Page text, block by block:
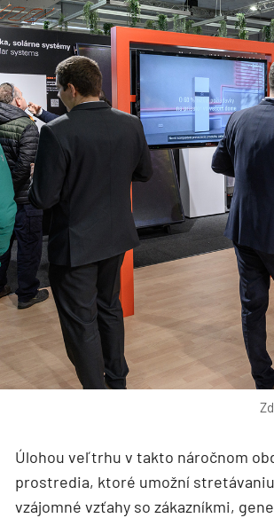
Úlohou veľtrhu v takto náročnom
prostredia, ktoré umožní
vzájomné vzťahy so zákazníkmi,